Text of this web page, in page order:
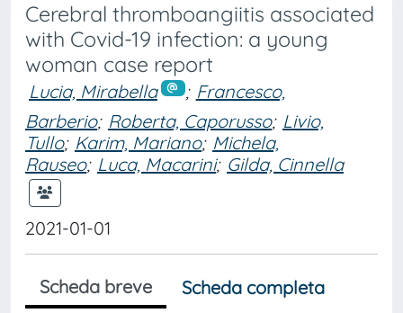
Cerebral thromboangiitis associated
with Covid-19 infection: a young
woman case report
Lucia, Mirabella ; Francesco,
Barberio; Roberta, Caporusso; Livio,
Tullo; Karim, Mariano; Michela,
Rauseo; Luca, Macarini; Gilda, Cinnella
2021-01-01
Scheda breve
Scheda completa